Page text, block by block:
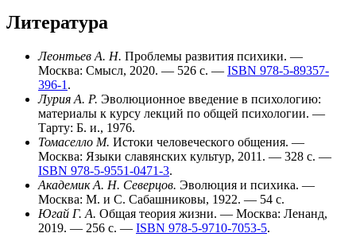
Литература
Леонтьев А. Н. Проблемы развития психики. —
Москва: Смысл, 2020. — 526 с. — ISBN 978-5-89357-
396-1 .
Лурия А. Р. Эволюционное введение в психологию:
материалы к курсу лекций по общей психологии. —
Тарту: Б. и., 1976.
Томаселло М. Истоки человеческого общения. —
Москва: Языки славянских культур, 2011. — 328 с. —
ISBN 978-5-9551-0471-3.
Академик А. Н. Северцов. Эволюция и психика. —
Москва: М. и С. Сабашниковы, 1922. — 54 с.
Югай Г. А. Общая теория жизни. — Москва: Ленанд,
2019. — 256 с. — ISBN 978-5-9710-7053-5.